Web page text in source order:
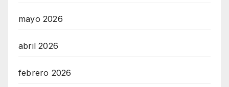
mayo 2026
abril 2026
febrero 2026